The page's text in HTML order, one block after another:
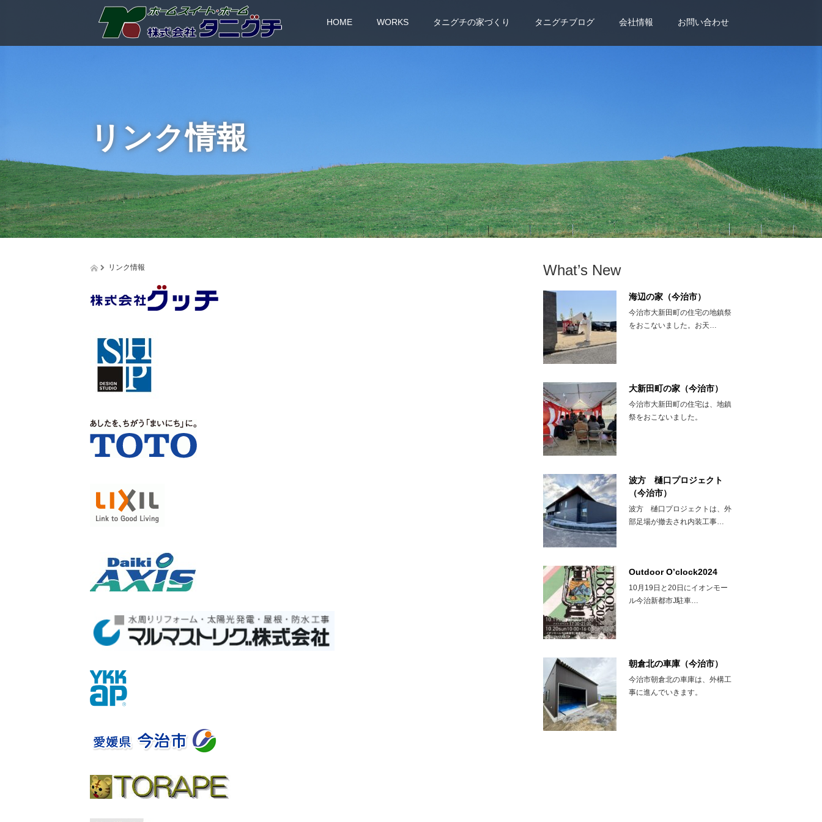
HOME WORKS タニグチの家づくり タニグチブログ 会社情報 お問い合わせ
リンク情報
リンク情報 What’s New
海辺の家（今治市）
今治市大新田町の住宅の地鎮祭
をおこないました。お天…
大新田町の家（今治市）
今治市大新田町の住宅は、地鎮
祭をおこないました。
波方 樋口プロジェクト
（今治市）
波方 樋口プロジェクトは、外
部足場が撤去され内装工事…
Outdoor O’clock2024
10月19日と20日にイオンモー
ル今治新都市J駐車…
朝倉北の車庫（今治市）
今治市朝倉北の車庫は、外構工
事に進んでいきます。